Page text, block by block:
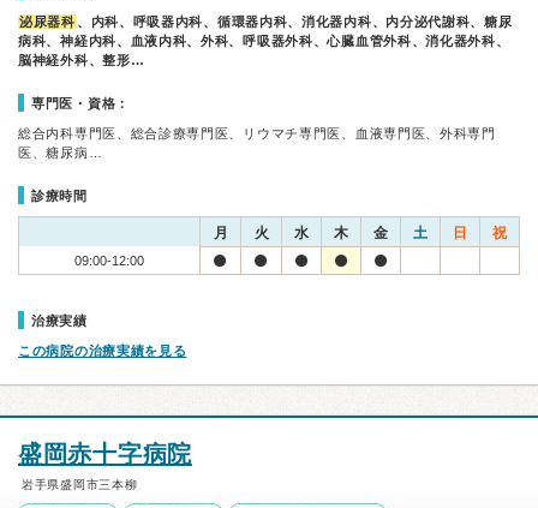
泌尿器科 、内科、呼吸器内科、循環器内科、消化器内科、内分泌代謝科、糖尿
病科、神経内科、血液内科、外科、呼吸器外科、心臓血管外科、消化器外科、
脳神経外科、整形…
専門医・資格：
総合内科専門医、総合診療専門医、リウマチ専門医、血液専門医、外科専門
医、糖尿病…
診療時間
月 火 水 木 金 土 日 祝
09:00-12:00
治療実績
この病院の治療実績を見る
盛岡赤十字病院
岩手県盛岡市三本柳